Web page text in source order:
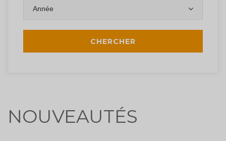
Année
NOUVEAUTÉS